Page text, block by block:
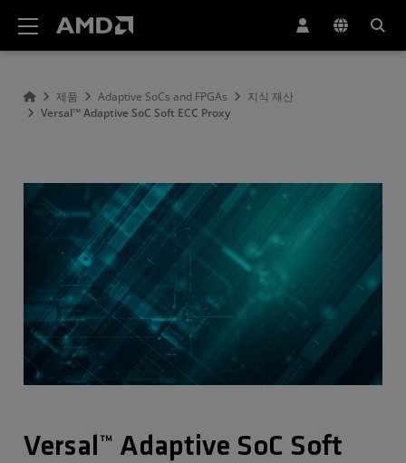
제품 Adaptive SoCs and FPGAs
지식 재산
Versal™ Adaptive SoC Soft ECC Proxy
Versal™ Adaptive SoC Soft